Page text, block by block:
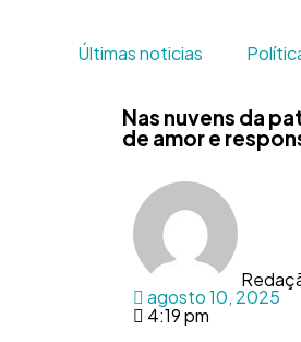
Últimas noticias
Nas nuvens da
de amor e
agosto 10, 2025
4:19 pm